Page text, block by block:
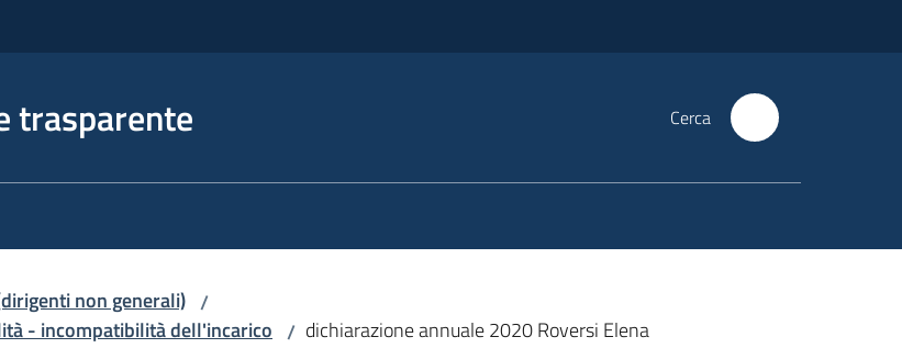
trasparente Cerca
non generali) /
- incompatibilità dell'incarico / dichiarazione annuale 2020 Roversi Elena